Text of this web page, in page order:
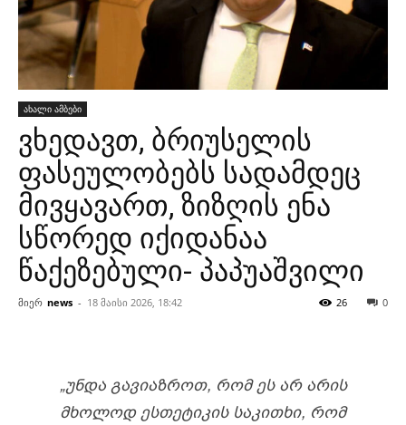
ახალი ამბები
ვხედავთ, ბრიუსელის
ფასეულობებს სადამდეც
მივყავართ, ზიზღის ენა
სწორედ იქიდანაა
წაქეზებული- პაპუაშვილი
მიერ news - 18 მაისი 2026, 18:42 0
26
„ᲣᲜᲓᲐ ᲒᲐᲕᲘᲐᲖᲠᲝᲗ, ᲠᲝᲛ ᲔᲡ ᲐᲠ ᲐᲠᲘᲡ
ᲛᲮᲝᲚᲝᲓ ᲔᲡᲗᲔᲢᲘᲙᲘᲡ ᲡᲐᲙᲘᲗᲮᲘ, ᲠᲝᲛ